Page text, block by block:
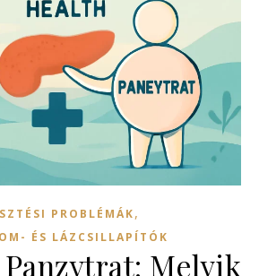
PROBLÉMÁK,
ÉS LÁZCSILLAPÍTÓK
Melyik